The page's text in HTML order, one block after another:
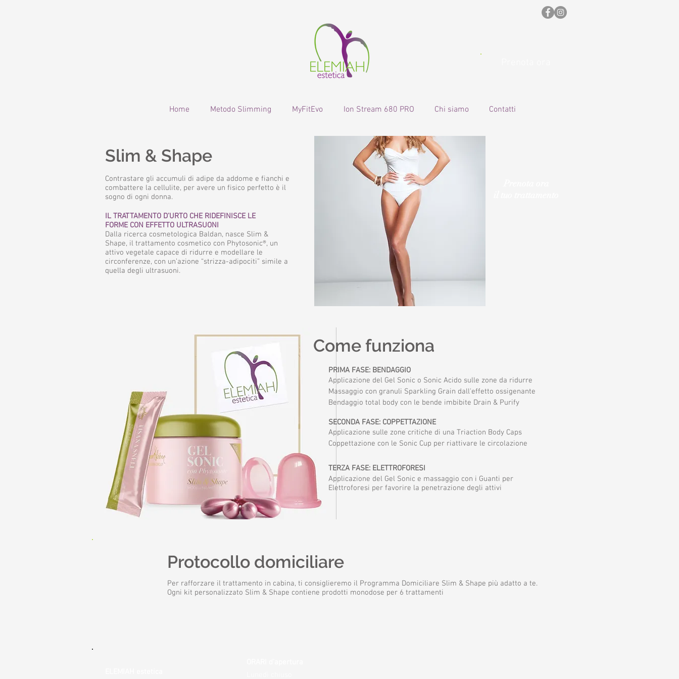
Home Metodo Slimming MyFitEvo Ion Stream 680 PRO Chi siamo Contatti
Slim & Shape
Contrastare gli accumuli di adipe da addome e fianchi e
combattere la cellulite, per avere un fisico perfetto è il
sogno di ogni donna.
IL TRATTAMENTO D’URTO CHE RIDEFINISCE LE
FORME CON EFFETTO ULTRASUONI
Dalla ricerca cosmetologica Baldan, nasce Slim &
Shape, il trattamento cosmetico con Phytosonic®, un
attivo vegetale capace di ridurre e modellare le
circonferenze, con un’azione “strizza-adipociti” simile a
quella degli ultrasuoni.
Come funziona
PRIMA FASE: BENDAGGIO
Applicazione del Gel Sonic o Sonic Acido sulle zone da ridurre
Massaggio con granuli Sparkling Grain dall'effetto ossigenante
Bendaggio total body con le bende imbibite Drain & Purify
SECONDA FASE: COPPETTAZIONE
Applicazione sulle zone critiche di una Triaction Body Caps
Coppettazione con le Sonic Cup per riattivare le circolazione
TERZA FASE: ELETTROFORESI
Applicazione del Gel Sonic e massaggio con i Guanti per
Elettroforesi per favorire la penetrazione degli attivi
Protocollo domiciliare
Per rafforzare il trattamento in cabina, ti consiglieremo il Programma Domiciliare Slim & Shape più adatto a te.
Ogni kit personalizzato Slim & Shape contiene prodotti monodose per 6 trattamenti